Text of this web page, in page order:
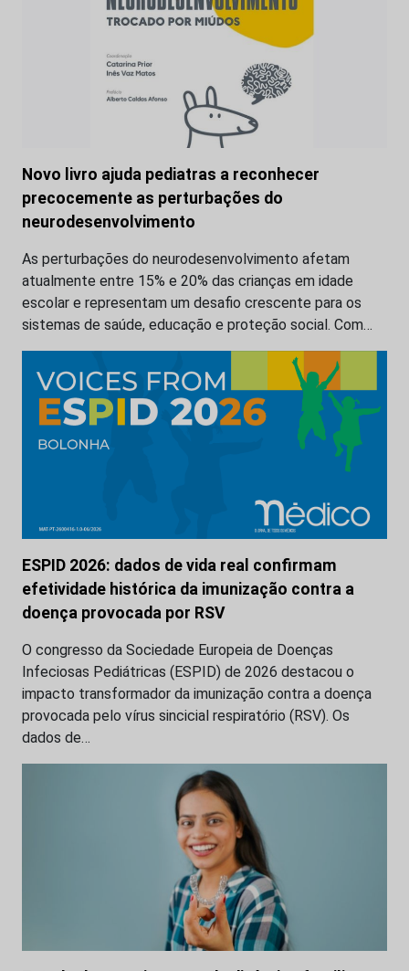
Novo livro ajuda pediatras a reconhecer
precocemente as perturbações do
neurodesenvolvimento
As perturbações do neurodesenvolvimento afetam
atualmente entre 15% e 20% das crianças em idade
escolar e representam um desafio crescente para os
sistemas de saúde, educação e proteção social. Com…
ESPID 2026: dados de vida real confirmam
efetividade histórica da imunização contra a
doença provocada por RSV
O congresso da Sociedade Europeia de Doenças
Infeciosas Pediátricas (ESPID) de 2026 destacou o
impacto transformador da imunização contra a doença
provocada pelo vírus sincicial respiratório (RSV). Os
dados de…